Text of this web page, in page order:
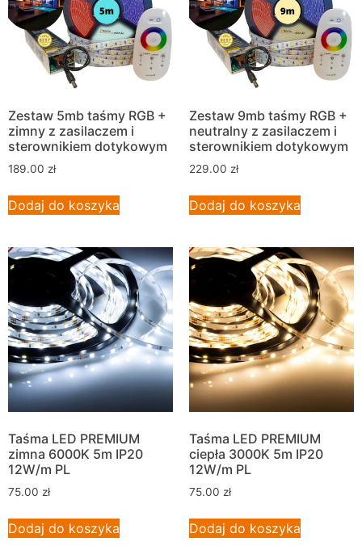
Zestaw 5mb taśmy RGB +
zimny z zasilaczem i
sterownikiem dotykowym
189.00 zł
Dodaj do koszyka
Zestaw 9mb taśmy RGB +
neutralny z zasilaczem i
sterownikiem dotykowym
229.00 zł
Dodaj do koszyka
Taśma LED PREMIUM
zimna 6000K 5m IP20
12W/m PL
75.00 zł
Dodaj do koszyka
Taśma LED PREMIUM
ciepła 3000K 5m IP20
12W/m PL
75.00 zł
Dodaj do koszyka